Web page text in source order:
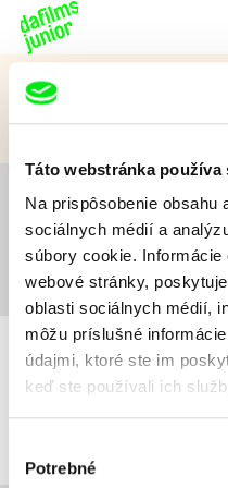
Táto webstránka používa
Na prispôsobenie
sociálnych médií a
súbory cookie.
webové stránky,
oblasti sociálnych médií,
môžu príslušné
údajmi, ktoré ste im
keď ste používali ich
súhlasu
Potrebné
Domov
Kategórie Junior
3 až 6 rokov 7
Všetko A B C
L
M N O P Q
Z #